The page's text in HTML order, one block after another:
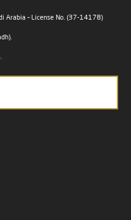
Arabia – License No. (37-14178)